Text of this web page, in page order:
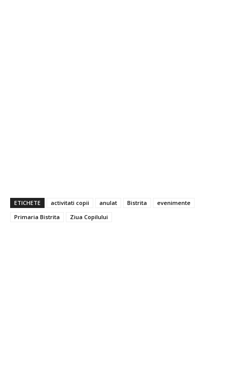
ETICHETE activitati copii anulat Bistrita
evenimente
Primaria Bistrita
Ziua Copilului